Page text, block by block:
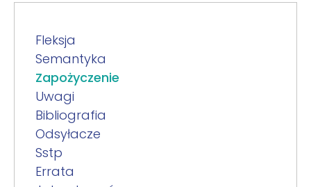
Fleksja
Semantyka
Zapożyczenie
Uwagi
Bibliografia
Odsyłacze
Sstp
Errata